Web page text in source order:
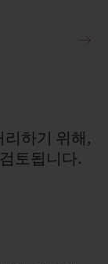
리하기 위해,
검토됩니다.